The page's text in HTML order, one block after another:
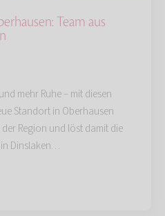
Team aus
mehr Ruhe – mit diesen
Standort in Oberhausen
Region und löst damit die
Dinslaken…